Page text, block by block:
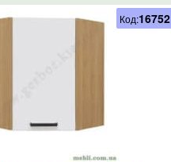
Код:16752